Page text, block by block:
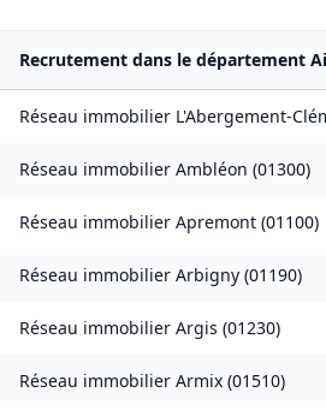
Recrutement dans le département
Réseau immobilier L'Abergement-
Réseau immobilier Ambléon (01300)
Réseau immobilier Apremont (01100)
Réseau immobilier Arbigny (01190)
Réseau immobilier Argis (01230)
Réseau immobilier Armix (01510)